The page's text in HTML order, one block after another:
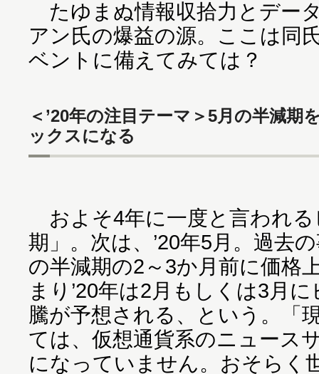
たゆまぬ情報収拾力とデー
アン氏の爆益の源。ここは同
ベントに備えてみては？
＜’20年の注目テーマ＞5月の半減期
ックスになる
およそ4年に一度と言われ
期」。次は、’20年5月。過去
の半減期の2～3か月前に価格
まり’20年は2月もしくは3月
騰が予想される、という。「
ては、仮想通貨系のニュース
になっていません。おそらく